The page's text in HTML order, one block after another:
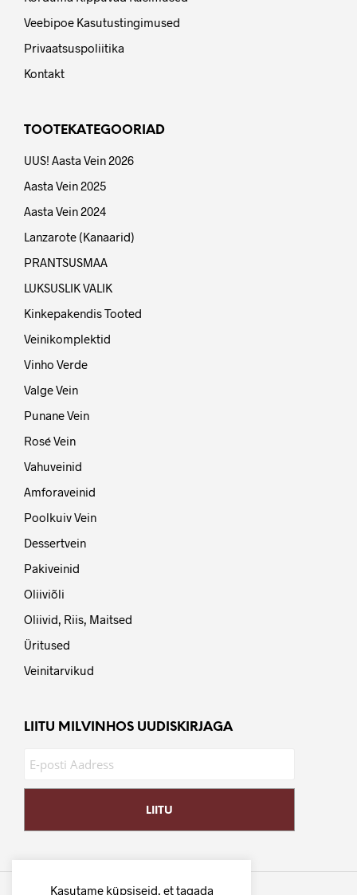
Veebipoe Kasutustingimused
Privaatsuspoliitika
Kontakt
TOOTEKATEGOORIAD
UUS! Aasta Vein 2026
Aasta Vein 2025
Aasta Vein 2024
Lanzarote (Kanaarid)
PRANTSUSMAA
LUKSUSLIK VALIK
Kinkepakendis Tooted
Veinikomplektid
Vinho Verde
Valge Vein
Punane Vein
Rosé Vein
Vahuveinid
Amforaveinid
Poolkuiv Vein
Dessertvein
Pakiveinid
Oliiviõli
Oliivid, Riis, Maitsed
Üritused
Veinitarvikud
LIITU MILVINHOS UUDISKIRJAGA
Kasutame küpsiseid, et tagada